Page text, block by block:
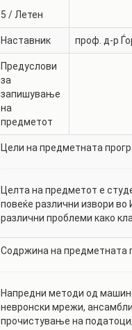
5 / Летен
Наставник проф. д-р
Предуслови
за
запишување
на
предметот
Цели на предметната
Целта на предметот е
повеќе различни извори
различни проблеми како
Содржина на предметната
Напредни методи од
невронски мрежи,
прочистување на